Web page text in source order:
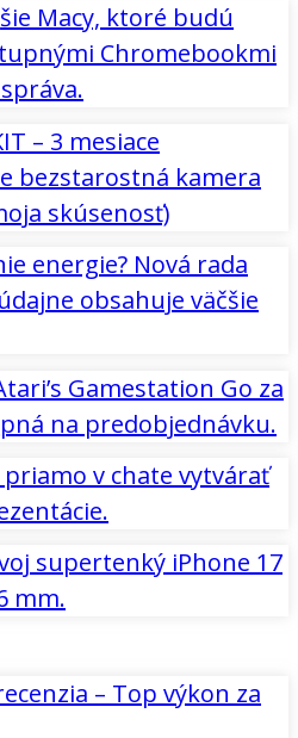
Macy, ktoré budú
Chromebookmi
– 3 mesiace
bezstarostná kamera
skúsenosť)
energie? Nová rada
obsahuje väčšie
Gamestation Go za
na predobjednávku.
v chate vytvárať
supertenký iPhone 17
mm.
– Top výkon za